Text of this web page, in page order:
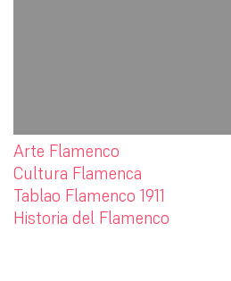
Arte Flamenco
Cultura Flamenca
Tablao Flamenco 1911
Historia del Flamenco